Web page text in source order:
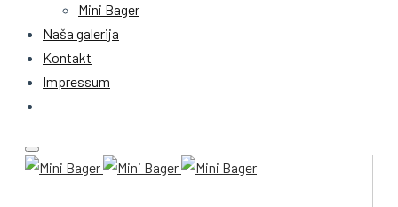
Mini Bager
Naša galerija
Kontakt
Impressum